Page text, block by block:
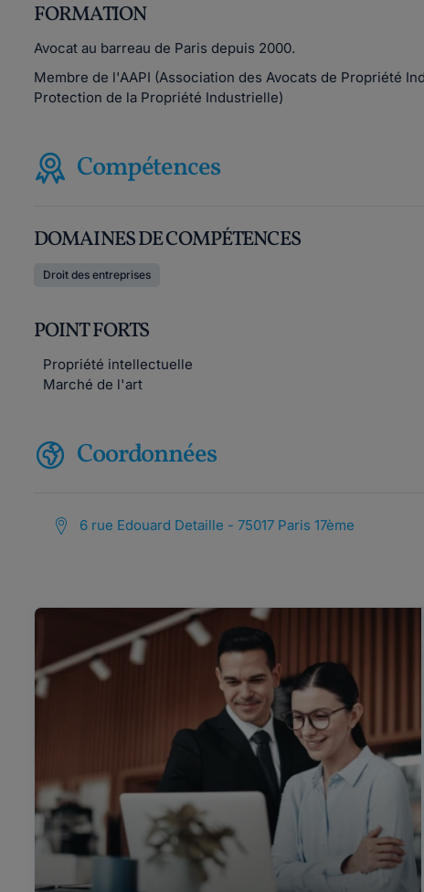
FORMATION
Avocat au barreau de Paris depuis 2000.
Membre de l'AAPI (Association des Avocats de Propriété
Protection de la Propriété Industrielle)
Compétences
DOMAINES DE COMPÉTENCES
Droit des entreprises
POINT FORTS
Propriété intellectuelle
Marché de l'art
Coordonnées
6 rue Edouard Detaille - 75017 Paris 17ème